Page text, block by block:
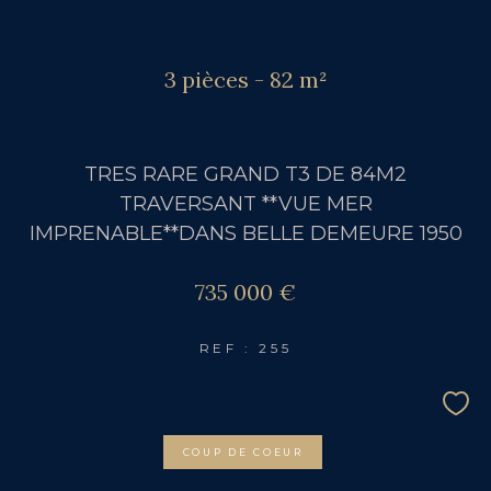
3 pièces - 82 m²
TRES RARE GRAND T3 DE 84M2
TRAVERSANT **VUE MER
IMPRENABLE**DANS BELLE DEMEURE 1950
735 000 €
REF : 255
COUP DE COEUR